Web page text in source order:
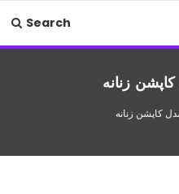
Search
زنانه
کاپشن زنانه